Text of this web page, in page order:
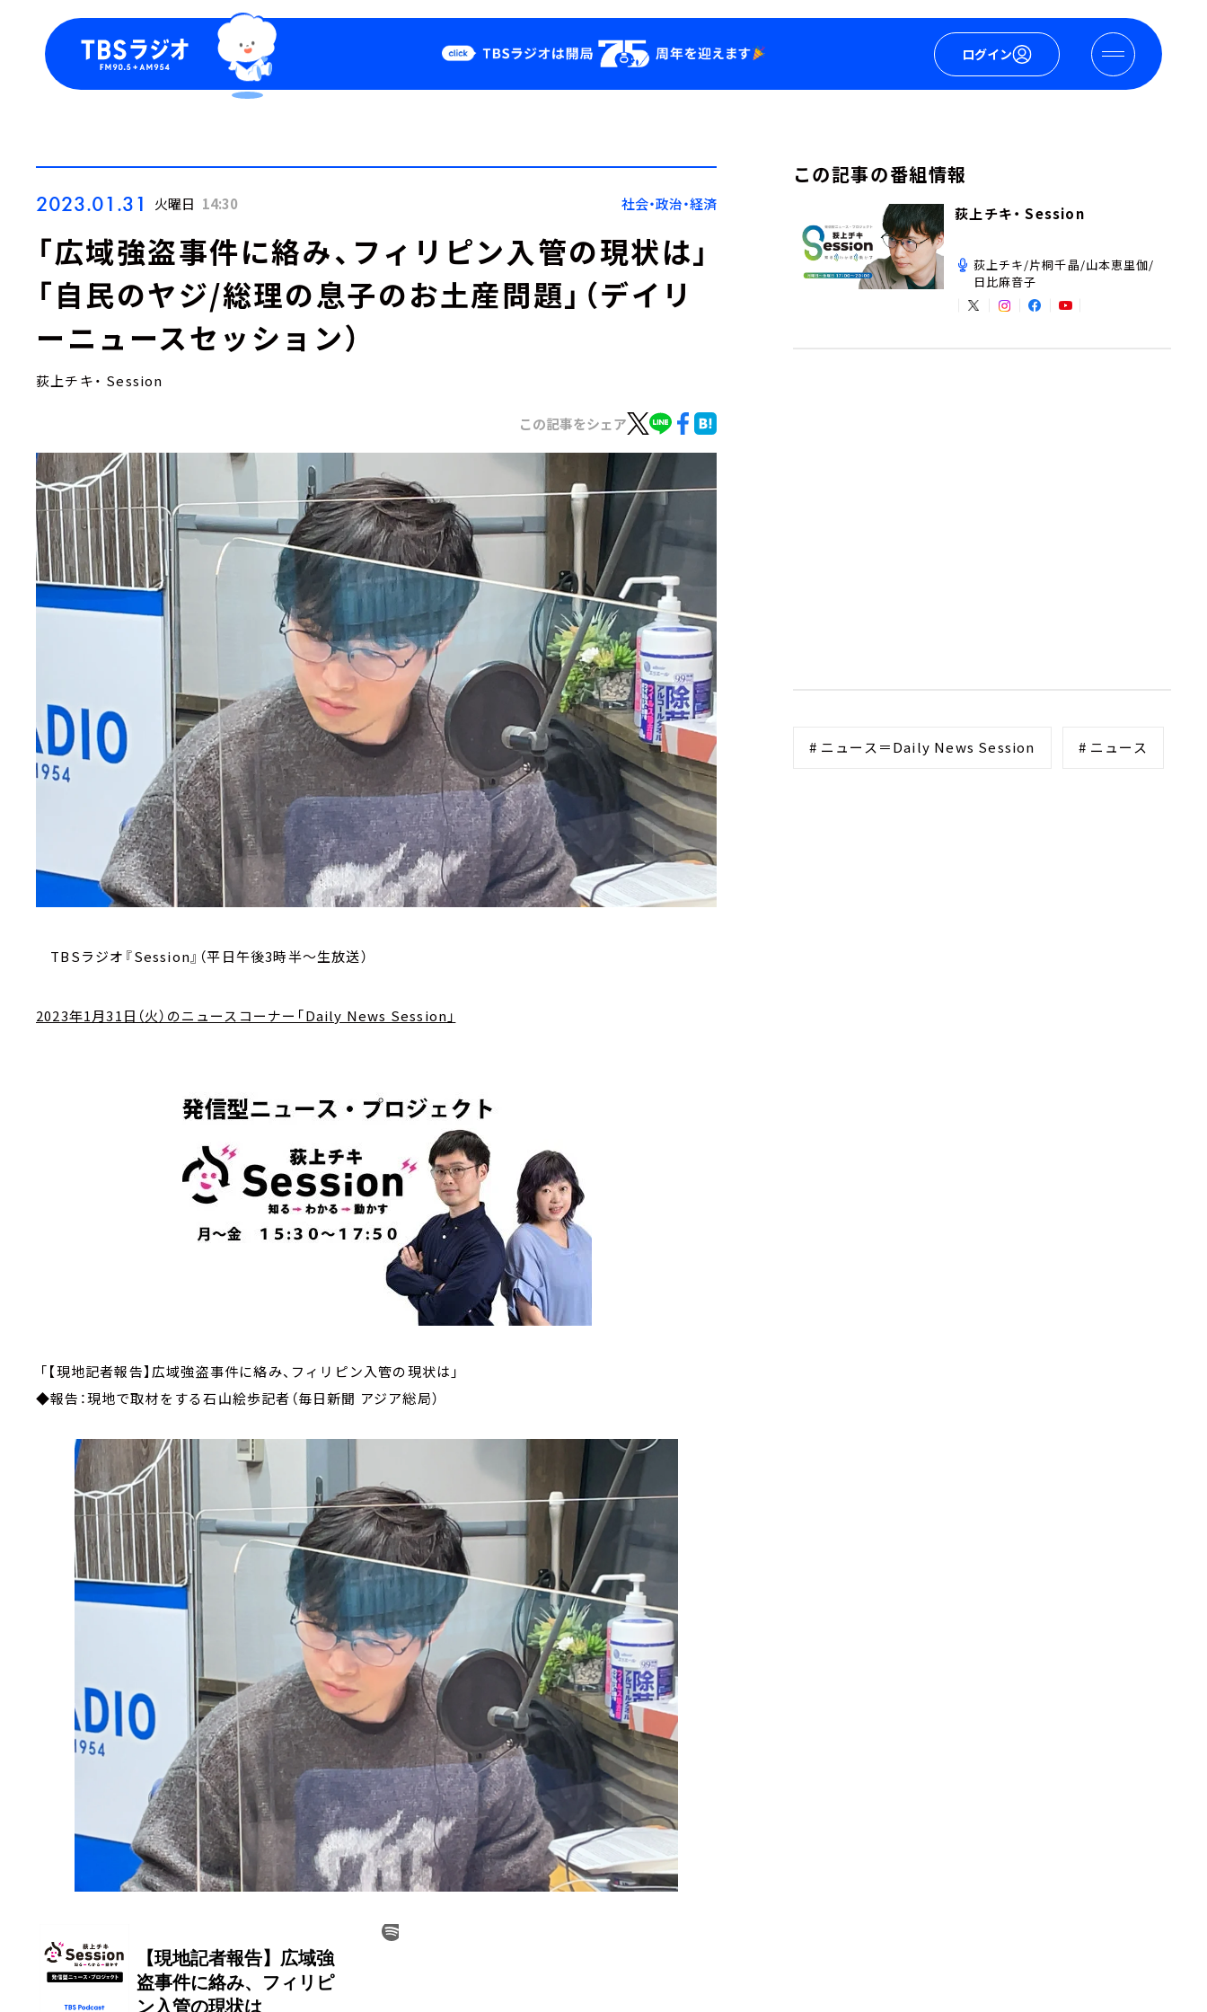
ログイン
Podcast
YouTube
会社情報
2023.01.31 火曜日 14:30 社会・政治・経済
「広域強盗事件に絡み、フィリピン入管の現状は」
「自民のヤジ/総理の息子のお土産問題」（デイリ
ーニュースセッション）
荻上チキ・ Session
この記事をシェア
TBSラジオ『Session』（平日午後3時半～生放送）
2023年1月31日（火）のニュースコーナー「Daily News Session」
「【現地記者報告】広域強盗事件に絡み、フィリピン入管の現状は」
◆報告：現地で取材をする石山絵歩記者（毎日新聞 アジア総局）
この記事の番組情報
荻上チキ・ Session
荻上チキ/片桐千晶/山本恵里伽/
日比麻音子
# ニュース＝Daily News Session # ニュース